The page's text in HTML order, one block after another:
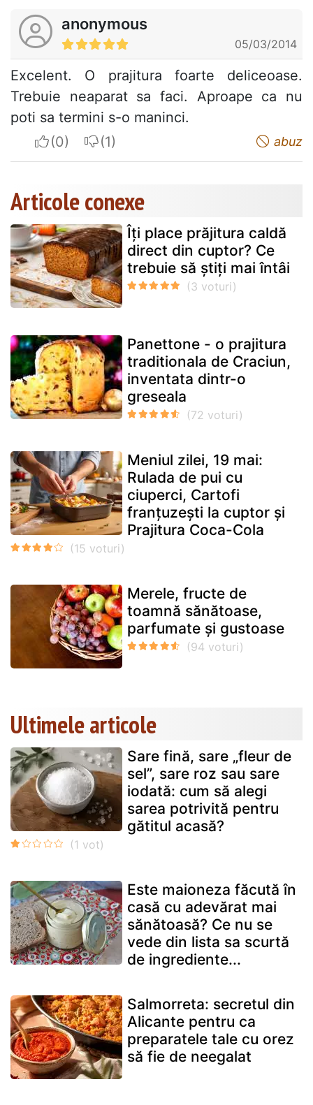
anonymous
05/03/2014
Excelent. O prajitura foarte deliceoase.
Trebuie neaparat sa faci. Aproape ca nu
poti sa termini s-o maninci.
I apreciateI do not appreciate abuz
Articole conexe
Îți place prăjitura caldă
direct din cuptor? Ce
trebuie să știți mai întâi
Panettone - o prajitura
traditionala de Craciun,
inventata dintr-o
greseala
Meniul zilei, 19 mai:
Rulada de pui cu
ciuperci, Cartofi
franțuzești la cuptor și
Prajitura Coca-Cola
Merele, fructe de
toamnă sănătoase,
parfumate și gustoase
Ultimele articole
Sare fină, sare „fleur de
sel”, sare roz sau sare
iodată: cum să alegi
sarea potrivită pentru
gătitul acasă?
Este maioneza făcută în
casă cu adevărat mai
sănătoasă? Ce nu se
vede din lista sa scurtă
de ingrediente...
Salmorreta: secretul din
Alicante pentru ca
preparatele tale cu orez
să fie de neegalat